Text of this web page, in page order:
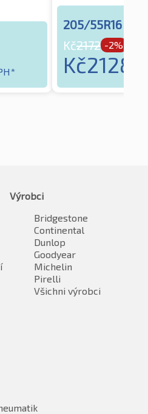
205/55R16 91T
Kč2172 -2%
Kč2128
Výrobci
Bridgestone
Continental
Dunlop
Goodyear
Michelin
Pirelli
Všichni výrobci